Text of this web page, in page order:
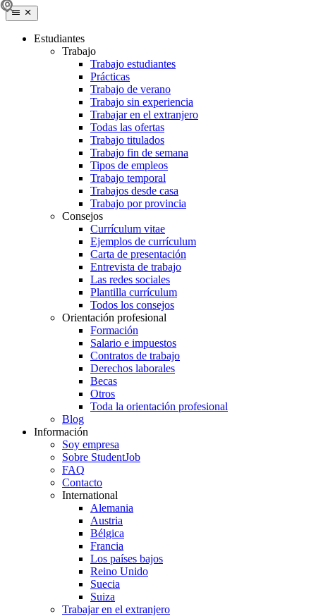
Estudiantes
Trabajo
Trabajo estudiantes
Prácticas
Trabajo de verano
Trabajo sin experiencia
Trabajar en el extranjero
Todas las ofertas
Trabajo titulados
Trabajo fin de semana
Tipos de empleos
Trabajo temporal
Trabajos desde casa
Trabajo por provincia
Consejos
Currículum vitae
Ejemplos de currículum
Carta de presentación
Entrevista de trabajo
Las redes sociales
Plantilla currículum
Todos los consejos
Orientación profesional
Formación
Salario e impuestos
Contratos de trabajo
Derechos laborales
Becas
Otros
Toda la orientación profesional
Blog
Información
Soy empresa
Sobre StudentJob
FAQ
Contacto
International
Alemania
Austria
Bélgica
Francia
Los países bajos
Reino Unido
Suecia
Suiza
Trabajar en el extranjero